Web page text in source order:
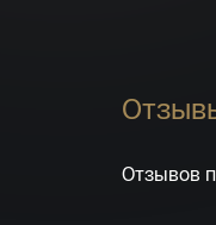
«2
Отзывов